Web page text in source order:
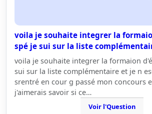
voila je souhaite integrer la
spé je sui sur la liste
voila je souhaite integrer la formaion
sui sur la liste complémentaire et je n
srentré en cour g passé mon concours
j'aimerais savoir si ce…
Voir l'Question